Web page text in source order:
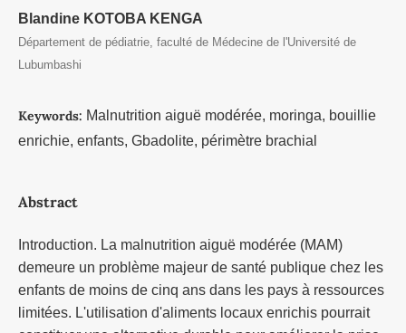
Blandine KOTOBA KENGA
Département de pédiatrie, faculté de Médecine de l'Université de
Lubumbashi
Keywords: Malnutrition aiguë modérée, moringa, bouillie
enrichie, enfants, Gbadolite, périmètre brachial
Abstract
Introduction. La malnutrition aiguë modérée (MAM)
demeure un problème majeur de santé publique chez les
enfants de moins de cinq ans dans les pays à ressources
limitées. L'utilisation d'aliments locaux enrichis pourrait